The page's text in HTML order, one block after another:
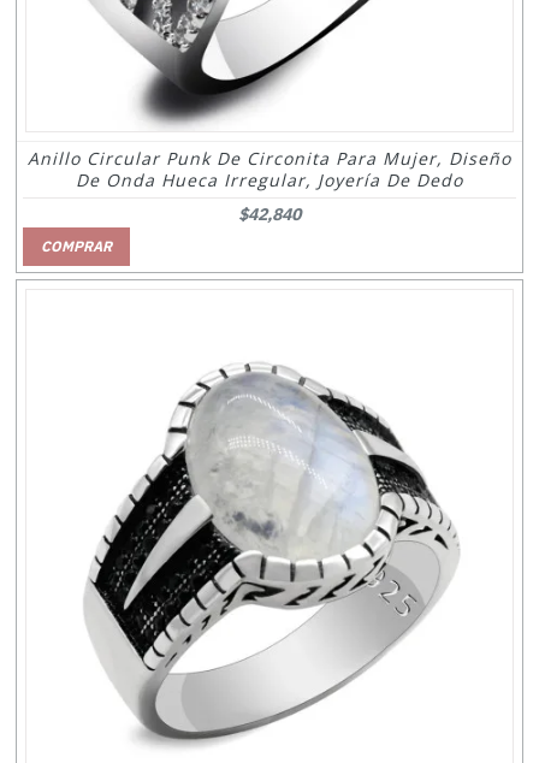
Anillo Circular Punk De Circonita Para Mujer, Diseño
De Onda Hueca Irregular, Joyería De Dedo
$42,840
COMPRAR